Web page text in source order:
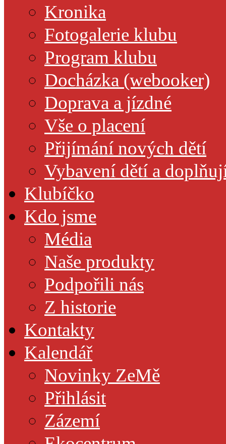
Kronika
Fotogalerie klubu
Program klubu
Docházka (webooker)
Doprava a jízdné
Vše o placení
Přijímání nových dětí
Vybavení dětí a
Klubíčko
Kdo jsme
Média
Naše produkty
Podpořili nás
Z historie
Kontakty
Kalendář
Novinky ZeMě
Přihlásit
Zázemí